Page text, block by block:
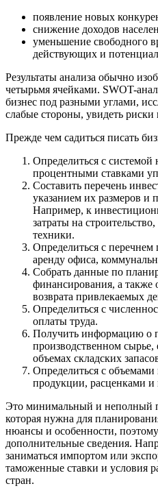
появление новых
снижение доходов
уменьшение свободного
действующих и
Результаты анализа обычно
четырьмя ячейками. SWOT-
бизнес под разными углами,
слабые стороны, увидеть
Прежде чем садиться писать
Определиться с системой
процентными ставками
Составить перечень
указанием их размеров и
Например, к
затраты на
техники.
Определиться с перечнем
аренду офиса,
Собрать данные по
финансирования, а также
возврата привлекаемых
Определиться с
оплаты труда.
Получить информацию о
производственном
объемах складских
Определиться с
продукции, расценками и
Это минимальный и неполный
которая нужна для
нюансы и особенности,
дополнительные сведения.
заниматься импортом или
таможенные ставки и условия
стран.